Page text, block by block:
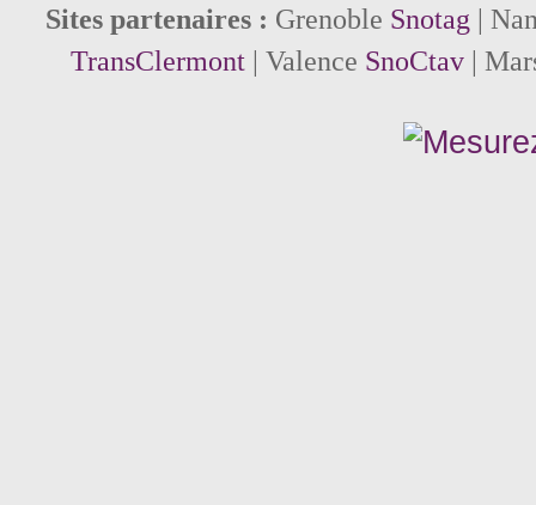
Sites partenaires : Grenoble Snotag |
TransClermont| Valence SnoCtav|